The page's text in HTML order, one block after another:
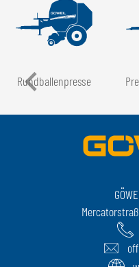
Rundballen­presse